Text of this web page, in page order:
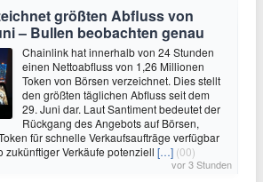
größten Abfluss von
– Bullen beobachten genau
Chainlink hat innerhalb von 24 Stunden
einen Nettoabfluss von 1,26 Millionen
Token von Börsen verzeichnet. Dies stellt
den größten täglichen Abfluss seit dem
29. Juni dar. Laut Santiment bedeutet der
Rückgang des Angebots auf Börsen,
für schnelle Verkaufsaufträge verfügbar
zukünftiger Verkäufe potenziell […] (00)
vor 3 Stunden